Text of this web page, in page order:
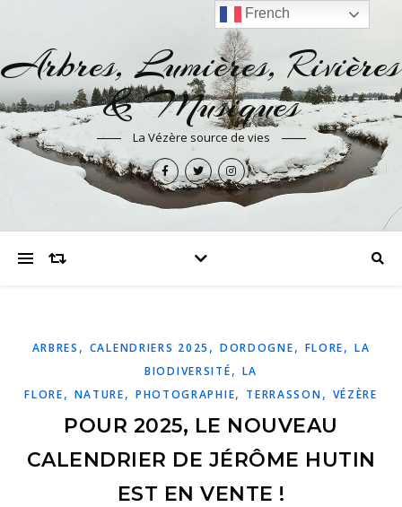
Arbres, Lumières, Rivières
& Musiques
La Vézère source de vies
ARBRES , CALENDRIERS 2025 , DORDOGNE, FLORE,LA
BIODIVERSITÉ, LA
FLORE, NATURE, PHOTOGRAPHIE, TERRASSON, VÉZÈRE
POUR 2025, LE NOUVEAU
CALENDRIER DE JÉRÔME HUTIN
EST EN VENTE !
French